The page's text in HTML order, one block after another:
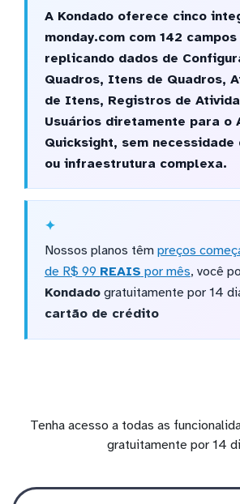
A Kondado oferece cinco
monday.com com 142
replicando dados de
Quadros, Itens de Quadros,
de Itens, Registros de
Usuários diretamente para o
Quicksight, sem necessidade
ou infraestrutura complexa.
Nossos planos têm preços
de R$ 99 REAIS por mês, você
Kondadogratuitamente por 14
cartão de crédito
Tenha acesso a todas as
gratuitamente por 14